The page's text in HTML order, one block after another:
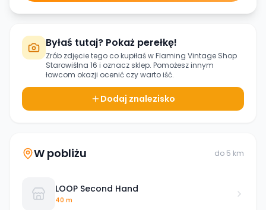
Byłaś tutaj? Pokaż perełkę!
Zrób zdjęcie tego co kupiłaś wFlaming Vintage Shop
Starowiślna 16 i oznacz sklep. Pomożesz innym
łowcom okazji ocenić czy warto iść.
Dodaj znalezisko
W pobliżu do 5 km
LOOP Second Hand
40 m